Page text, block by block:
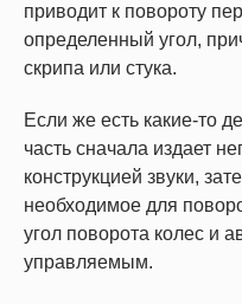
приводит к повороту
определенный угол,
скрипа или стука.
Если же есть какие-то
часть сначала издает
конструкцией звуки,
необходимое для
угол поворота колес и
управляемым.